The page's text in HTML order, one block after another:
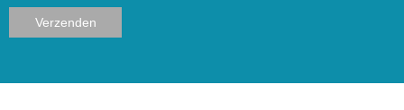
Verzenden